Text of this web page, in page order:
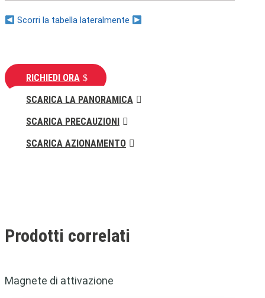
Scorri la tabella lateralmente
RICHIEDI ORA
SCARICA LA PANORAMICA
SCARICA PRECAUZIONI
SCARICA AZIONAMENTO
Prodotti correlati
Magnete di attivazione